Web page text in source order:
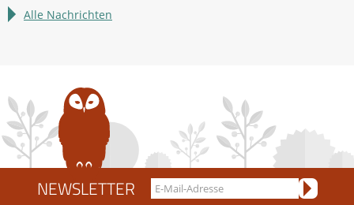
im
Scheidtobelbahn
Alle Nachrichten
NEWSLETTER